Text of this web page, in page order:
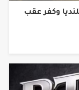
وكفر عقب